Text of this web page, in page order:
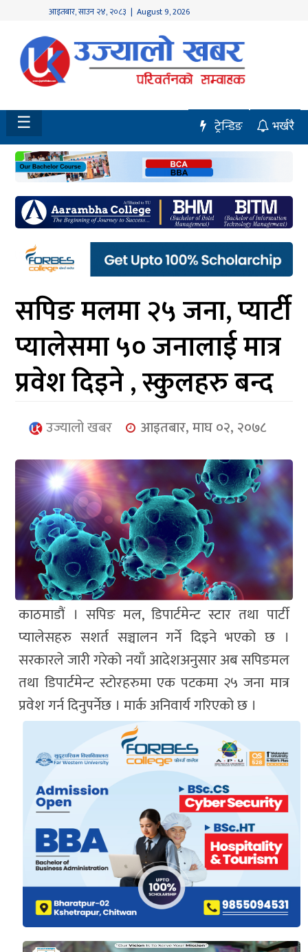
आइतबार,साउन २४, २०८३ | August 9, 2026
होमपेज
नवलपुर
विशेष
मध्य
नेपाल
चितवन
सेरोफेरो
समाचार
आर्थिक
मनोरञ्जन
खेलकुद
प्रबास
युनिकोड
☰ भर्खरै
ट्रेन्डिङ
सपिङ मलमा २५ जना, प्यार्टी
प्यालेसमा ५० जनालाई मात्र
प्रवेश दिइने , स्कुलहरु बन्द
उज्यालो खबर आइतबार, माघ ०२, २०७८
काठमाडौं । सपिङ मल, डिपार्टमेन्ट स्टार तथा पार्टी
प्यालेसहरु सशर्त सञ्चालन गर्ने दिइने भएको छ ।
सरकारले जारी गरेको नयाँ आदेशअनुसार अब सपिङमल
तथा डिपार्टमेन्ट स्टोरहरुमा एक पटकमा २५ जना मात्र
प्रवेश गर्न दिनुपर्नेछ । मार्क अनिवार्य गरिएको छ ।